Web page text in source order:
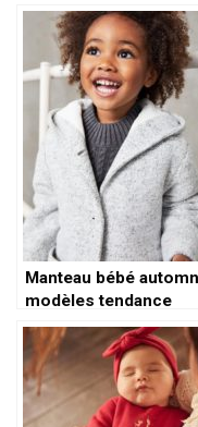
Manteau bébé
modèles tendance